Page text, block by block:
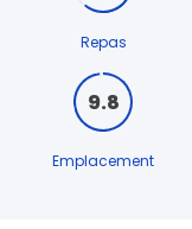
Repas
9.8
Emplacement